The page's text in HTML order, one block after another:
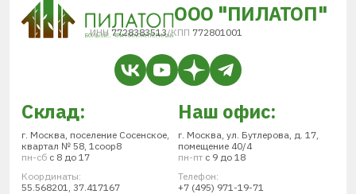
ООО "ПИЛАТОП"
ИНН 7728383513/КПП 772801001
Склад:
г. Москва, поселение Сосенское,
квартал № 58, 1соор8
пн-сб с 8 до 17
Координаты:
55.568201, 37.417167
Наш офис:
г. Москва, ул. Бутлерова, д. 17,
помещение 40/4
пн-пт с 9 до 18
Телефон:
+7 (495) 971-19-71